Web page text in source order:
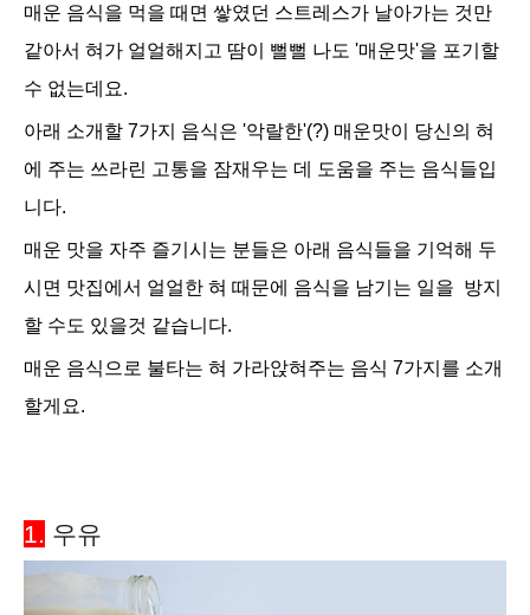
매운 음식을 먹을 때면 쌓였던 스트레스가 날아가는 것만
같아서 혀가 얼얼해지고 땀이
뻘뻘 나도 '매운맛'을 포기할
수 없는데요.
아래 소개할 7가지 음식은 '악랄한'(?) 매운맛이 당신의 혀
에 주는 쓰라린 고통을 잠재우는 데 도움을 주는 음식들입
니다.
매운 맛을 자주 즐기시는 분들은 아래 음식들을 기억해 두
시면 맛집에서 얼얼한 혀 때문에 음식을 남기는 일을 방지
할 수도 있을것 같습니다.
매운 음식으로 불타는 혀 가라앉혀주는 음식 7가지를 소개
할게요.
1. 우유